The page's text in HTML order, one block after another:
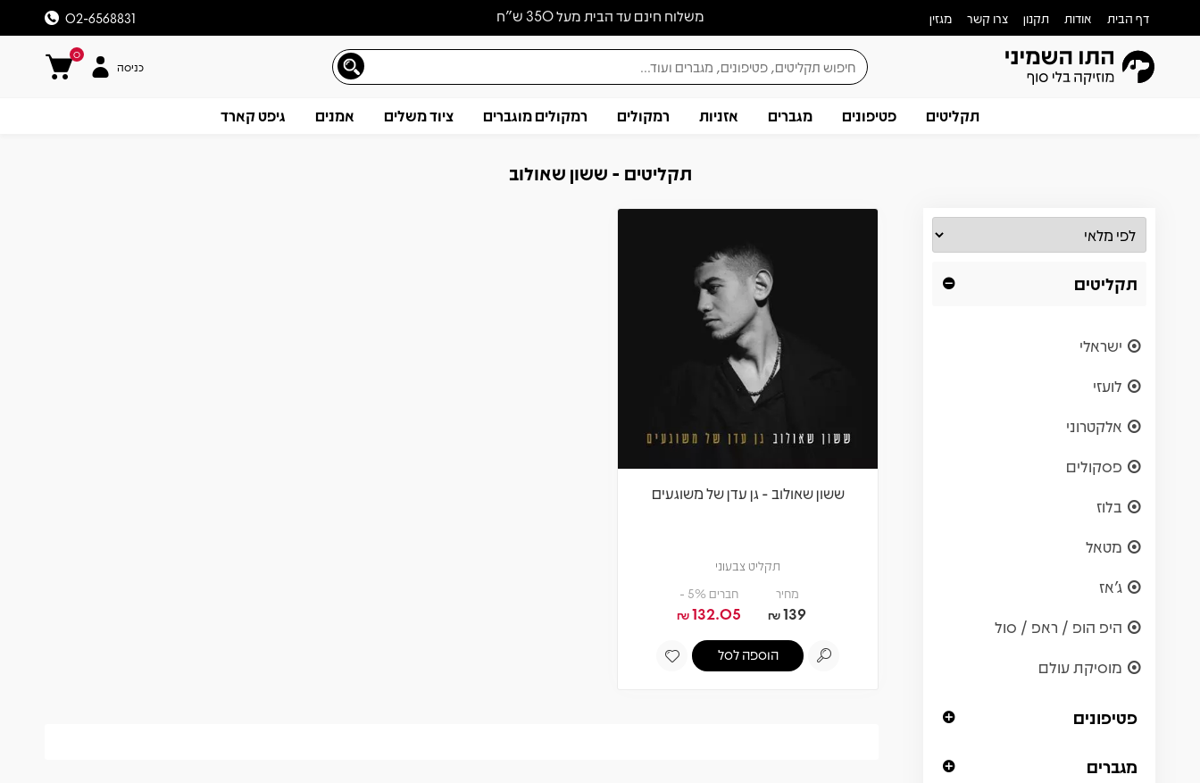
משלוח חינם עד הבית מעל 350 ש״ח דף הבית אודות תקנון צרו קשר מגזין 02-6568831
0
כניסה
תקליטים פטיפונים מגברים אזניות רמקולים רמקולים מוגברים ציוד משלים אמנים גיפט קארד
תקליטים - ששון שאולוב
תקליטים
ישראלי
לועזי
אלקטרוני
פסקולים
בלוז
מטאל
ג'אז
היפ הופ / ראפ / סול
מוסיקת עולם
פטיפונים
מגברים
ששון שאולוב - גן עדן של משוגעים
תקליט צבעוני
מחיר
139
₪
חברים 5% -
132.05
₪
הוספה לסל